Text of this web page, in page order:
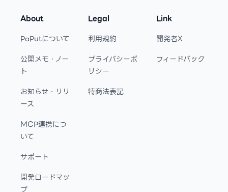
About
PaPutについて
公開メモ・ノー
ト
お知らせ・リリ
ース
MCP連携につ
いて
サポート
開発ロードマッ
プ
Legal
利用規約
プライバシーポ
リシー
特商法表記
Link
開発者X
フィードバック